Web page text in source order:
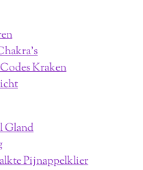
Kraken
Gland
Pijnappelklier